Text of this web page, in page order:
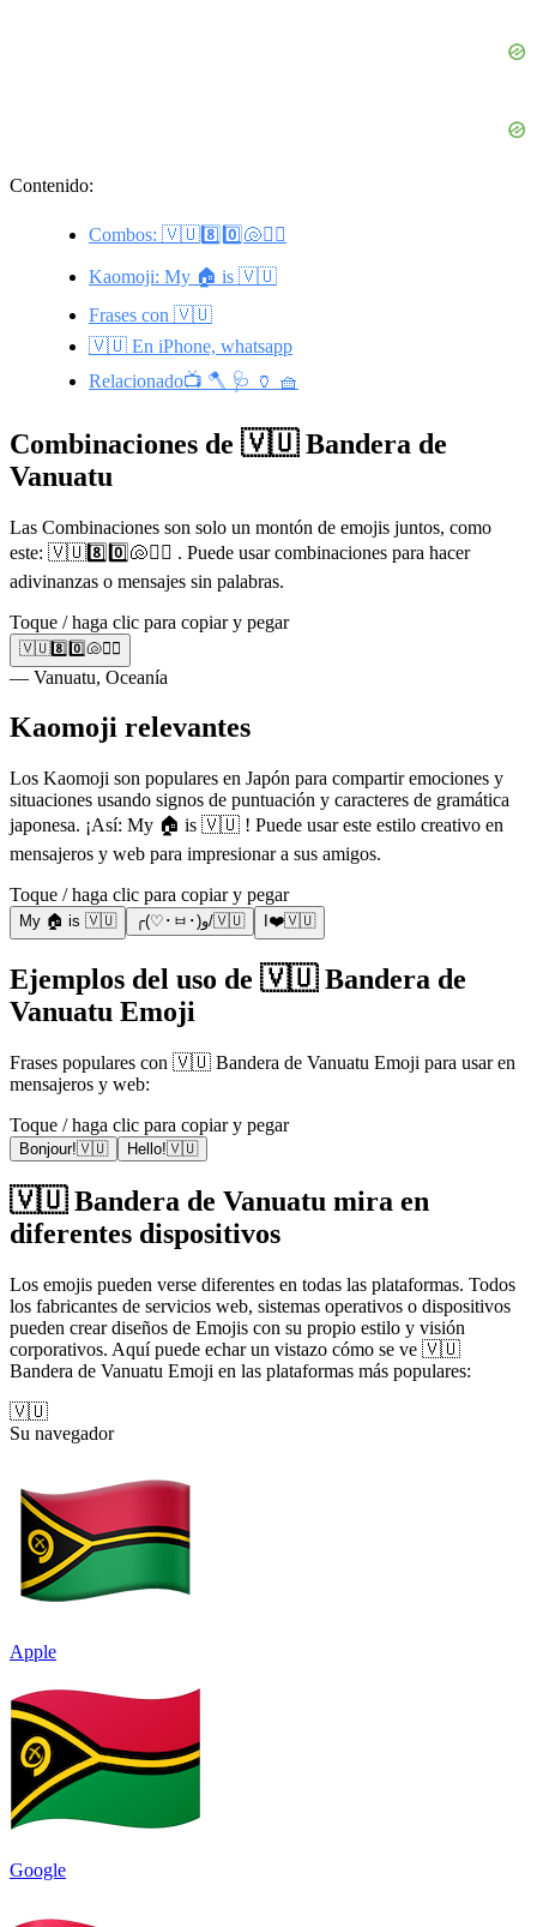
Contenido:
Combos: 🇻🇺8️⃣0️⃣🐚🏄‍♂️
Kaomoji: My 🏠 is 🇻🇺
Frases con 🇻🇺
🇻🇺 En iPhone, whatsapp
Relacionado📺 🪓 🩺 🏺 🧺
Combinaciones de 🇻🇺 Bandera de
Vanuatu
Las Combinaciones son solo un montón de emojis juntos, como
este: 🇻🇺8️⃣0️⃣🐚🏄‍♂️ . Puede usar combinaciones para hacer
adivinanzas o mensajes sin palabras.
Toque / haga clic para copiar y pegar
🇻🇺8️⃣0️⃣🐚🏄‍♂️
— Vanuatu, Oceanía
Kaomoji relevantes
Los Kaomoji son populares en Japón para compartir emociones y
situaciones usando signos de puntuación y caracteres de gramática
japonesa. ¡Así: My 🏠 is 🇻🇺 ! Puede usar este estilo creativo en
mensajeros y web para impresionar a sus amigos.
Toque / haga clic para copiar y pegar
My 🏠 is 🇻🇺 ╭(♡･ㅂ･)و/🇻🇺 I❤️🇻🇺
Ejemplos del uso de 🇻🇺 Bandera de
Vanuatu Emoji
Frases populares con 🇻🇺 Bandera de Vanuatu Emoji para usar en
mensajeros y web:
Toque / haga clic para copiar y pegar
Bonjour!🇻🇺 Hello!🇻🇺
🇻🇺 Bandera de Vanuatu mira en
diferentes dispositivos
Los emojis pueden verse diferentes en todas las plataformas. Todos
los fabricantes de servicios web, sistemas operativos o dispositivos
pueden crear diseños de Emojis con su propio estilo y visión
corporativos. Aquí puede echar un vistazo cómo se ve 🇻🇺
Bandera de Vanuatu Emoji en las plataformas más populares:
🇻🇺
Su navegador
Apple
Google